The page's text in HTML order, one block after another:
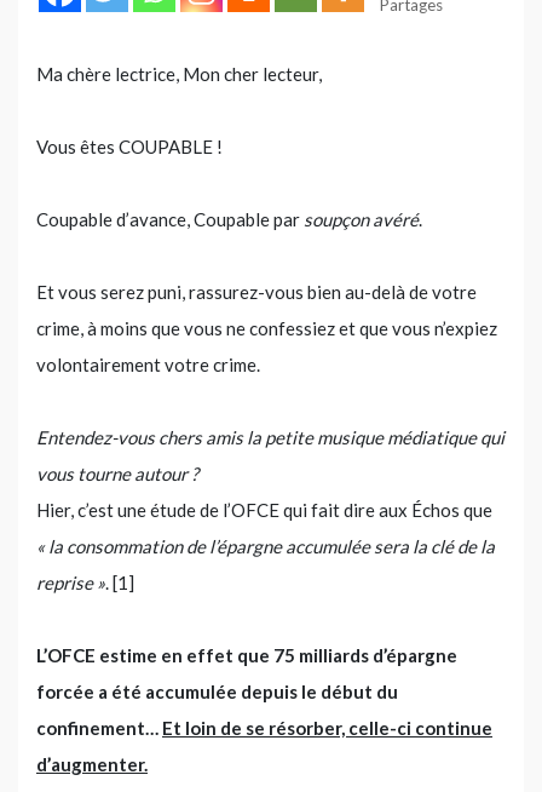
Partages
Ma chère lectrice, Mon cher lecteur,
Vous êtes COUPABLE !
Coupable d’avance, Coupable par soupçon avéré.
Et vous serez puni, rassurez-vous bien au-delà de votre
crime, à moins que vous ne confessiez et que vous n’expiez
volontairement votre crime.
Entendez-vous chers amis la petite musique médiatique qui
vous tourne autour ?
Hier, c’est une étude de l’OFCE qui fait dire aux Échos que
« la consommation de l’épargne accumulée sera la clé de la
reprise ». [1]
L’OFCE estime en effet que 75 milliards d’épargne
forcée a été accumulée depuis le début du
confinement… Et loin de se résorber, celle-ci continue
d’augmenter.